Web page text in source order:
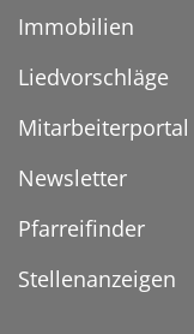
Immobilien
Liedvorschläge
Mitarbeiterportal
Newsletter
Pfarreifinder
Stellenanzeigen